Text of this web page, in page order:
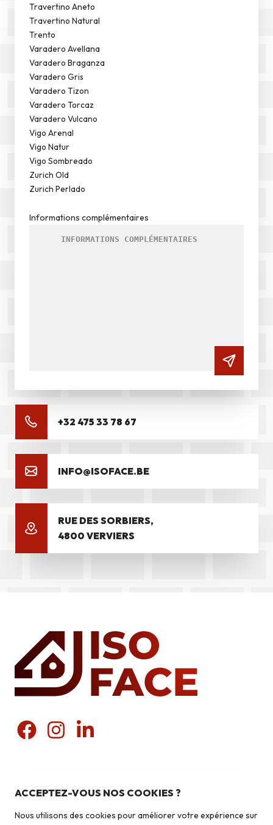
Briquettes
ACCEPTEZ-VOUS NOS COOKIES ?
Nous utilisons des cookies pour améliorer votre expérience sur
Travertino Aneto
Travertino Natural
Trento
Varadero Avellana
Varadero Braganza
Varadero Gris
Varadero Tizon
Varadero Torcaz
Varadero Vulcano
Vigo Arenal
Vigo Natur
Vigo Sombreado
Zurich Old
Zurich Perlado
Informations complémentaires
+32 475 33 78 67
INFO@ISOFACE.BE
RUE DES SORBIERS,
4800 VERVIERS
Liens utiles